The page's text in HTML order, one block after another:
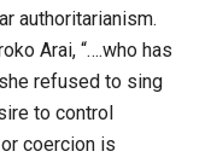
authoritarianism.
Arai, “….who has
refused to sing
to control
coercion is